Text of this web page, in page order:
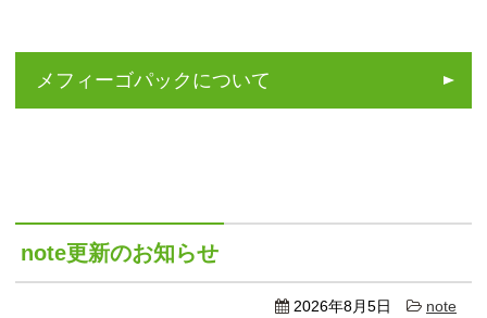
メフィーゴパックについて
note更新のお知らせ
2026年8月5日 note